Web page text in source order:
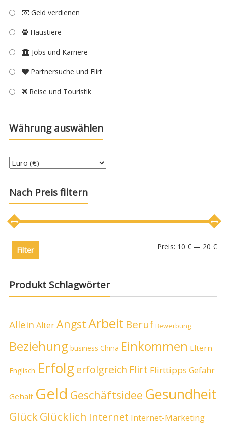
Geld verdienen
Haustiere
Jobs und Karriere
Partnersuche und Flirt
Reise und Touristik
Währung auswählen
Nach Preis filtern
Filter Preis: 10 € — 20 €
Produkt Schlagwörter
Allein AlterAngstArbeit Beruf Bewerbung
Beziehung business China Einkommen Eltern
Englisch Erfolgerfolgreich Flirt Flirttipps Gefahr
Gehalt Geld Geschäftsidee Gesundheit
Glück Glücklich Internet Internet-Marketing